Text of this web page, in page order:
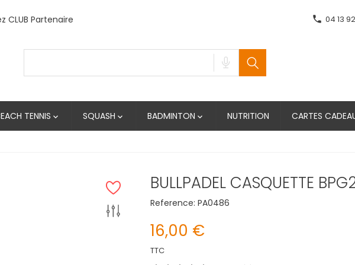
CLUB Partenaire phone 04 13
TENNIS  SQUASH  BADMINTON  NUTRITION CARTES
BULLPADEL CASQUETTE
Reference: PA0486
16,00 €
TTC